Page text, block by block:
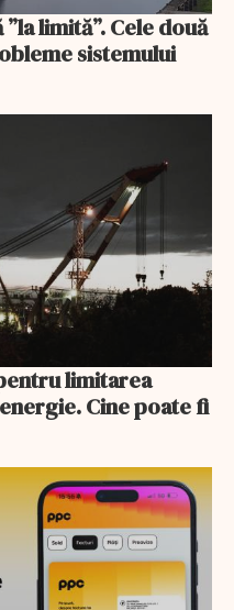
limită”. Cele două
sistemului
limitarea
Cine poate fi